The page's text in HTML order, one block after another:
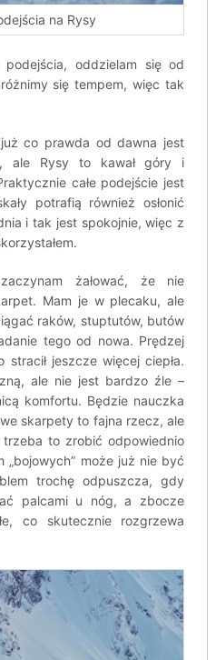
na Rysy
podejścia, oddzielam się od
się tempem, więc tak
co prawda od dawna jest
ale Rysy to kawał góry i
całe podejście jest
potrafią również osłonić
i tak jest spokojnie, więc z
żałować, że nie
Mam je w plecaku, ale
raków, stuptutów, butów
tego od nowa. Prędzej
stracił jeszcze więcej ciepła.
ale nie jest bardzo źle –
komfortu. Będzie nauczka
skarpety to fajna rzecz, ale
to zrobić odpowiednio
„bojowych” może już nie być
trochę odpuszcza, gdy
palcami u nóg, a zbocze
co skutecznie rozgrzewa